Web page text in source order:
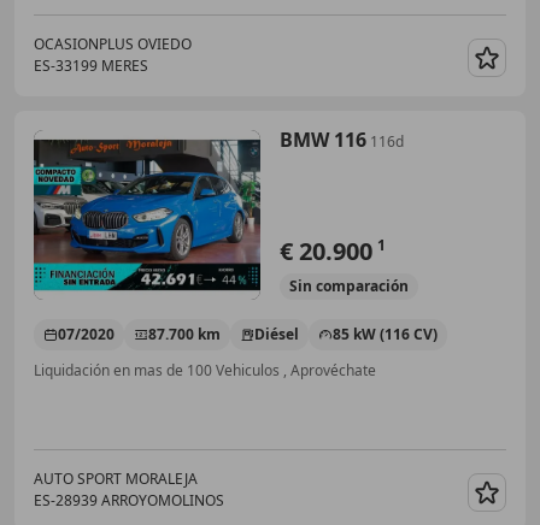
OCASIONPLUS OVIEDO
ES-33199 MERES
BMW 116 116d
€ 20.900 1
Sin comparación
07/2020 87.700 km Diésel
85 kW (116 CV)
Liquidación en mas de 100 Vehiculos , Aprovéchate
AUTO SPORT MORALEJA
ES-28939 ARROYOMOLINOS